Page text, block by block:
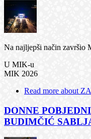
Na najljepši način završio
U MIK-u
MIK 2026
Read more about
DONNE
BUDIMČIĆ